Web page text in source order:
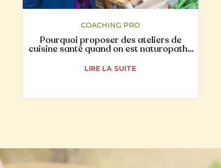
Pourquoi proposer des ateliers de
cuisine santé quand on est naturopathe
ou coach en nutrition ?
COACHING PRO
LIRE LA SUITE